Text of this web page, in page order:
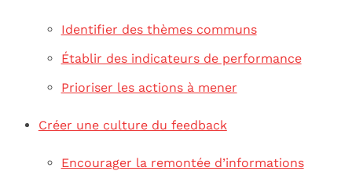
Identifier des thèmes communs
Établir des indicateurs de performance
Prioriser les actions à mener
Créer une culture du feedback
Encourager la remontée d’informations